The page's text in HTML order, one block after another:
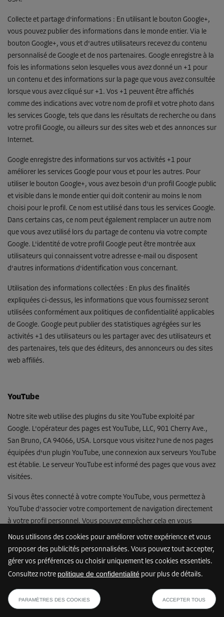
Nous utilisons des cookies pour améliorer votre expérience et vous
proposer des publicités personnalisées. Vous pouvez tout accepter,
gérer vos préférences ou choisir uniquement les cookies essentiels.
Consultez notre politique de confidentialité pour plus de détails.
PARAMÈTRES DES COOKIES ACCEPTER TOUS
Collecte et partage d'informations : En utilisant le bouton Google+,
vous pouvez publier des informations dans le monde entier. Via le
bouton Google+, vous et d'autres utilisateurs recevez du contenu
personnalisé de Google et de nos partenaires. Google enregistre à la
fois les informations selon lesquelles vous avez donné un +1 pour
un contenu et des informations sur la page que vous avez consultée
lorsque vous avez cliqué sur +1. Vos +1 peuvent être affichés
comme des indications avec votre nom de profil et votre photo dans
les services Google, tels que dans les résultats de recherche ou dans
votre profil Google, ou ailleurs sur des sites web et des annonces sur
Internet.
Google enregistre des informations sur vos activités +1 pour
améliorer les services Google pour vous et pour les autres. Pour
utiliser le bouton Google+, vous avez besoin d'un profil Google public
et visible dans le monde entier qui doit contenir au moins le nom
choisi pour le profil. Ce nom est utilisé dans tous les services Google.
Dans certains cas, ce nom peut également remplacer un autre nom
que vous avez utilisé lors du partage de contenu via votre compte
Google. L'identité de votre profil Google peut être montrée aux
utilisateurs qui connaissent votre adresse e-mail ou disposent
d'autres informations d'identification vous concernant.
Utilisation des informations collectées : En plus des finalités
expliquées ci-dessus, les informations que vous fournissez seront
utilisées conformément aux politiques de confidentialité applicables
de Google. Google peut publier des statistiques agrégées sur les
activités +1 des utilisateurs ou les partager avec des utilisateurs et
des partenaires, tels que des éditeurs, des annonceurs ou des sites
web affiliés.
YouTube
Notre site web utilise des plugins du site YouTube exploité par
Google. L'opérateur des pages est YouTube, LLC, 901 Cherry Ave.,
San Bruno, CA 94066, USA. Lorsque vous visitez l'une de nos pages
équipées d'un plugin YouTube, une connexion aux serveurs YouTube
est établie. Le serveur YouTube est informé des pages que vous avez
visitées.
Si vous êtes connecté à votre compte YouTube, vous permettez à
YouTube d'associer votre comportement de navigation directement
à votre profil personnel. Vous pouvez empêcher cela en vous
déconnectant de votre compte YouTube.
Vous trouverez plus d'informations sur la gestion des données
utilisateur dans la politique de confidentialité de YouTube à
l'adresse suivante :https://www.youtube.com/t/privacy.